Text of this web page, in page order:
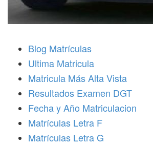
Blog Matrículas
Ultima Matricula
Matricula Más Alta Vista
Resultados Examen DGT
Fecha y Año Matriculacion
Matrículas Letra F
Matrículas Letra G